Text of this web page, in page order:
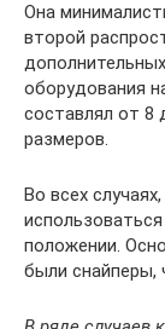
Она
второй
оборудования
составлял от 8
размеров.
Во всех
положении.
были снайперы,